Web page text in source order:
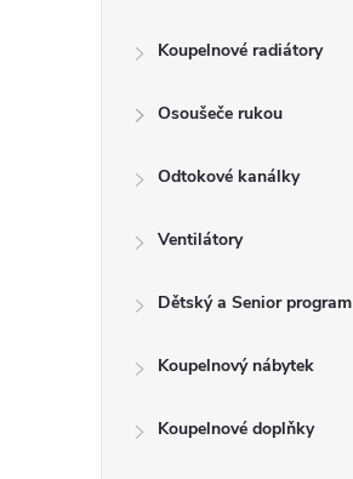
Koupelnové radiátory
Osoušeče rukou
Odtokové kanálky
Ventilátory
Dětský a Senior program
Koupelnový nábytek
Koupelnové doplňky